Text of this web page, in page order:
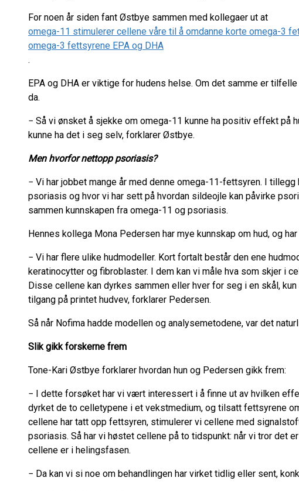
For noen år siden fant Østbye sammen med kollegaer ut at
omega-11 stimulerer cellene våre til å omdanne korte omega-3
omega-3 fettsyrene EPA og DHA
.
EPA og DHA er viktige for hudens helse. Om det samme er
da.
− Så vi ønsket å sjekke om omega-11 kunne ha positiv effekt på
kunne ha det i seg selv, forklarer Østbye.
Men hvorfor nettopp psoriasis?
− Vi har jobbet mange år med denne omega-11-fettsyren. I tillegg
psoriasis og hvor vi har sett på hvordan sildeojle kan påvirke
sammen kunnskapen fra omega-11 og psoriasis.
Hennes kollega Mona Pedersen har mye kunnskap om hud, og
− Vi har flere ulike hudmodeller. Kort fortalt består den ene
keratinocytter og fibroblaster. I dem kan vi måle hva som skjer i
Disse cellene kan dyrkes sammen eller hver for seg i en skål,
tilgang på printet hudvev, forklarer Pedersen.
Så når Nofima hadde modellen og analysemetodene, var det
Slik gikk forskerne frem
Tone-Kari Østbye forklarer hvordan hun og Pedersen gikk frem:
− I dette forsøket har vi vært interessert i å finne ut av hvilken
dyrket de to celletypene i et vekstmedium, og tilsatt fettsyrene
cellene har tatt opp fettsyren, stimulerer vi cellene med
psoriasis. Så har vi høstet cellene på to tidspunkt: når vi tror det
cellene er i helingsfasen.
− Da kan vi si noe om behandlingen har virket tidlig eller sent,